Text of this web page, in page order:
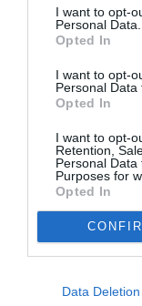
I want to opt-
Personal Data.
Opted In
I want to opt-
Personal Data
Opted In
I want to opt-
Retention,
Personal
Purposes for
Opted In
Data Deletion
δουλειά.
Ανυπομονώ να
δεύτερο γύρο.
ηθοποιός.
Tι θα δούμε
Η σειρά Emily
νεαρής
Παρίσι χωρίς
πολιτισμό και